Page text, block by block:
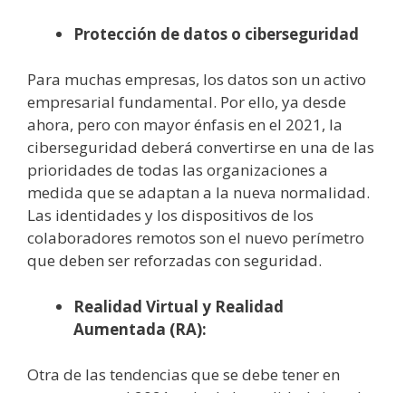
Protección de datos o ciberseguridad
Para muchas empresas, los datos son un activo
empresarial fundamental. Por ello, ya desde
ahora, pero con mayor énfasis en el 2021, la
ciberseguridad deberá convertirse en una de las
prioridades de todas las organizaciones a
medida que se adaptan a la nueva normalidad.
Las identidades y los dispositivos de los
colaboradores remotos son el nuevo perímetro
que deben ser reforzadas con seguridad.
Realidad Virtual y Realidad
Aumentada (RA):
Otra de las tendencias que se debe tener en